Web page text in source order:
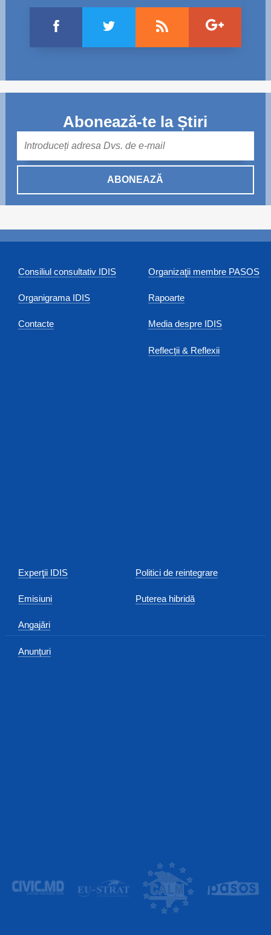
Abonează-te la Știri
ABONEAZĂ
Consiliul consultativ IDIS
Organigrama IDIS
Contacte
Organizaţii membre PASOS
Rapoarte
Media despre IDIS
Reflecții & Reflexii
Experţii IDIS
Emisiuni
Angajări
Anunțuri
Politici de reintegrare
Puterea hibridă